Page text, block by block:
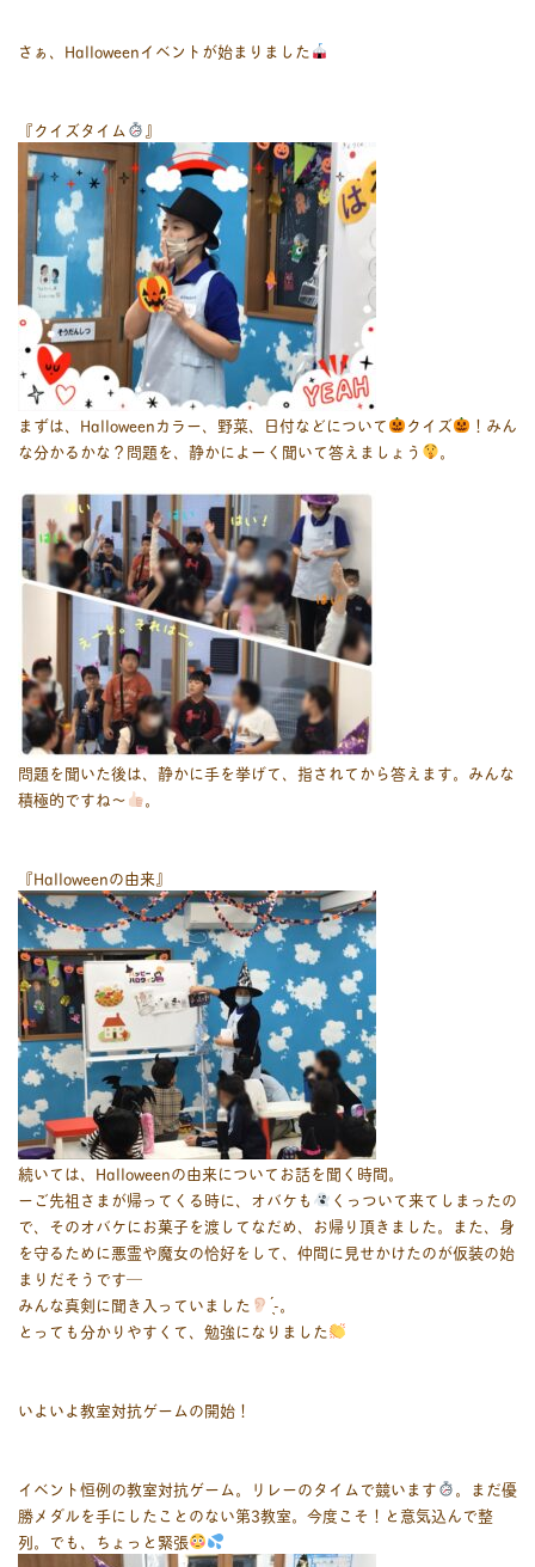
さぁ、Halloweenイベントが始まりました
『クイズタイム 』
まずは、Halloweenカラー、野菜、日付などについて クイズ
！みん
な分かるかな？問題を、静かによーく聞いて答えましょう
。
問題を聞いた後は、静かに手を挙げて、指されてから答えます。みんな
積極的ですね〜
。
『Halloweenの由来』
続いては、Halloweenの由来についてお話を聞く時間。
ーご先祖さまが帰ってくる時に、オバケも
くっついて来てしまったの
で、そのオバケにお菓子を渡してなだめ、お帰り頂きました。また、身
を守るために悪霊や魔女の恰好をして、仲間に見せかけたのが仮装の始
まりだそうです―
みんな真剣に聞き入っていました
̖́-‬。
とっても分かりやすくて、勉強になりました
いよいよ教室対抗ゲームの開始！
イベント恒例の教室対抗ゲーム。リレーのタイムで競います
。まだ優
勝メダルを手にしたことのない第3教室。今度こそ！と意気込んで整
列。でも、ちょっと緊張